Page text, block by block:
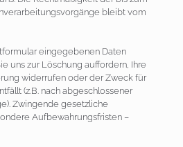
bleibt vom
eingegebenen Daten
uns zur Löschung auffordern, Ihre
widerrufen oder der Zweck für
(z.B. nach abgeschlossener
Zwingende gesetzliche
Aufbewahrungsfristen –